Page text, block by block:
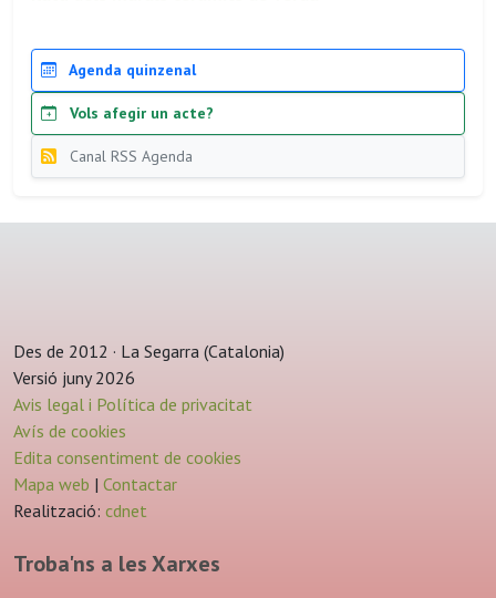
Agenda quinzenal
Vols afegir un acte?
Canal RSS Agenda
Des de 2012 · La Segarra (Catalonia)
Versió juny 2026
Avis legal i Política de privacitat
Avís de cookies
Edita consentiment de cookies
Mapa web | Contactar
Realització: cdnet
Troba'ns a les Xarxes